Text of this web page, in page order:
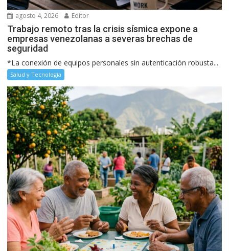
agosto 4, 2026 Editor
Trabajo remoto tras la crisis sísmica expone a
empresas venezolanas a severas brechas de
seguridad
*La conexión de equipos personales sin autenticación robusta...
Salud y Tecnología